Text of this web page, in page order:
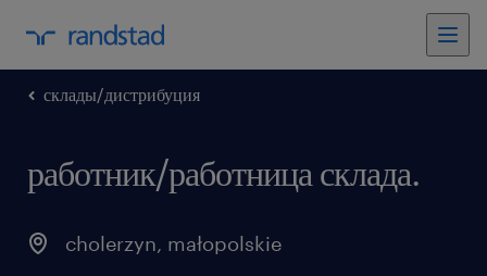
склады/дистрибуция
работник/работница склада.
cholerzyn, małopolskie